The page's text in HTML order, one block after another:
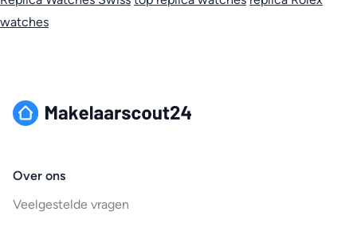
watches
Over ons
Veelgestelde vragen